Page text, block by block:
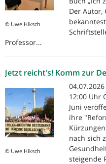
© Uwe Hiksch
Der Autor,
Professor...
Jetzt reicht's! Komm zur
© Uwe Hiksch
12:00 Uhr
Juni
ihre
nach sich
steigende